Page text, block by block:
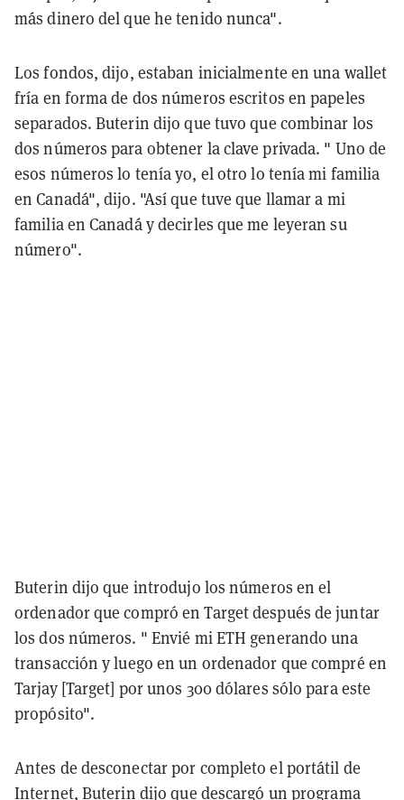
más dinero del que he tenido nunca".
Los fondos, dijo, estaban inicialmente en una wallet
fría en forma de dos números escritos en papeles
separados. Buterin dijo que tuvo que combinar los
dos números para obtener la clave privada. " Uno de
esos números lo tenía yo, el otro lo tenía mi familia
en Canadá", dijo. "Así que tuve que llamar a mi
familia en Canadá y decirles que me leyeran su
número".
Buterin dijo que introdujo los números en el
ordenador que compró en Target después de juntar
los dos números. " Envié mi ETH generando una
transacción y luego en un ordenador que compré en
Tarjay [Target] por unos 300 dólares sólo para este
propósito".
Antes de desconectar por completo el portátil de
Internet, Buterin dijo que descargó un programa